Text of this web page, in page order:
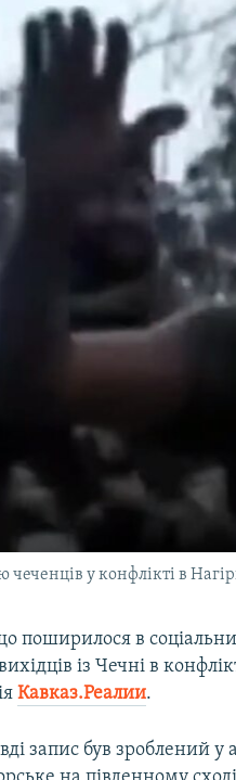
чеченців у конфлікті в
поширилося в
із Чечні в
Кавказ.Реалии.
запис був зроблений